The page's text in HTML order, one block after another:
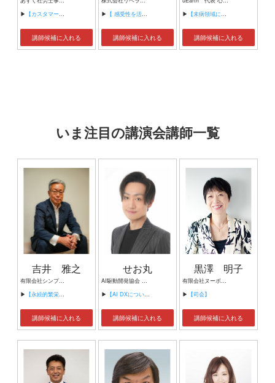
▶ 【カスタマーハラスメント防止研修（1.5時間）】
講師候補に入れる
▶ 【 感受性を活かしたメンタルヘルスケアと職場のラインケア】
講師候補に入れる
▶ 【未病領域における「人と関係性の整え方」】
講師候補に入れる
いま注目の講演会講師一覧
吉井 雅之
有限会社シンプルタスク 代表取締役 習慣形成コンサルタント
▶ 【永続的繁栄の組織づくり】
講師候補に入れる
せお丸
▶ 【AI DXについて】
講師候補に入れる
黒澤 明子
▶ 【司会】
講師候補に入れる